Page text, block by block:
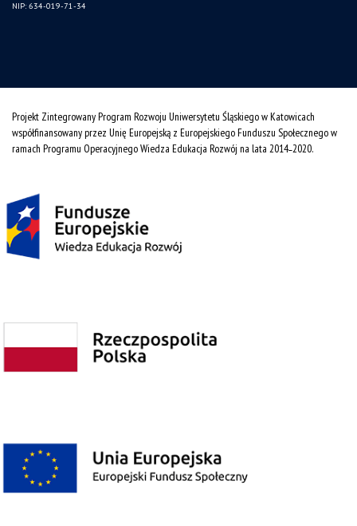
NIP: 634-019-71-34
Projekt Zintegrowany Program Rozwoju Uniwersytetu Śląskiego w Katowicach
współfinansowany przez Unię Europejską z Europejskiego Funduszu Społecznego w
ramach Programu Operacyjnego Wiedza Edukacja Rozwój na lata 2014˗2020.